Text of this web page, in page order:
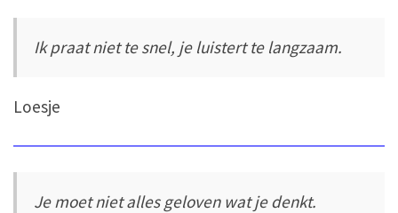
Ik praat niet te snel, je luistert te langzaam.
Loesje
Je moet niet alles geloven wat je denkt.